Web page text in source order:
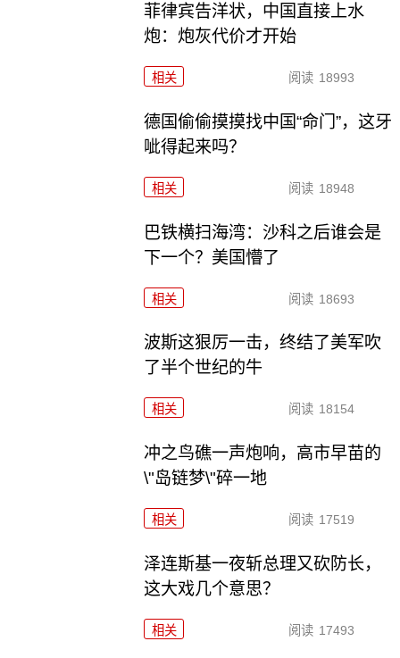
菲律宾告洋状，中国直接上水
炮：炮灰代价才开始
相关 阅读 18993
德国偷偷摸摸找中国“命门”，这牙
呲得起来吗？
相关 阅读 18948
巴铁横扫海湾：沙科之后谁会是
下一个？美国懵了
相关 阅读 18693
波斯这狠厉一击，终结了美军吹
了半个世纪的牛
相关 阅读 18154
冲之鸟礁一声炮响，高市早苗的
\"岛链梦\"碎一地
相关 阅读 17519
泽连斯基一夜斩总理又砍防长，
这大戏几个意思？
相关 阅读 17493